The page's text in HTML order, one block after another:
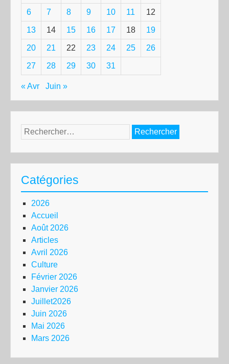
6 7 8 9 10 11 12
13 14 15 16 17 18 19
20 21 22 23 24 25 26
27 28 29 30 31
« Avr Juin »
Rechercher :
Catégories
2026
Accueil
Août 2026
Articles
Avril 2026
Culture
Février 2026
Janvier 2026
Juillet2026
Juin 2026
Mai 2026
Mars 2026